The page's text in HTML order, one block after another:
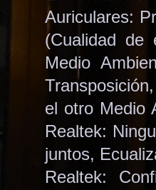
Auriculares:
(Cualidad de
Medio
el otro Medio
Realtek:
juntos,
Realtek: